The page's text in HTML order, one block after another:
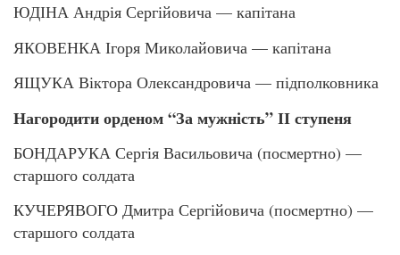
ЮДІНА Андрія Сергійовича — капітана
ЯКОВЕНКА Ігоря Миколайовича — капітана
ЯЩУКА Віктора Олександровича — підполковника
Нагородити орденом “За мужність” ІІ ступеня
БОНДАРУКА Сергія Васильовича (посмертно) —
старшого солдата
КУЧЕРЯВОГО Дмитра Сергійовича (посмертно) —
старшого солдата